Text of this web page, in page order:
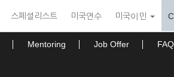
스페셜리스트 미국연수 미국이민
Mentoring Job Offer FAQ